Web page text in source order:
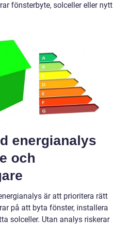
fönsterbyte, solceller eller nytt
energianalys
och
är att prioritera rätt
på att byta fönster, installera
solceller. Utan analys riskerar